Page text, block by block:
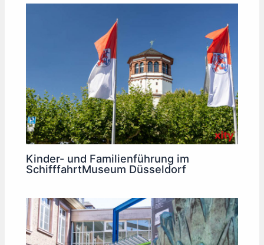
Kinder- und Familienführung im
SchifffahrtMuseum Düsseldorf